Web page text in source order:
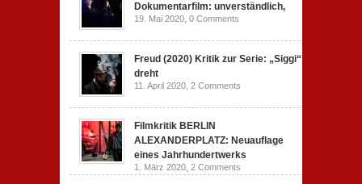
Dokumentarfilm: unverständlich,
19. Mai 2020, 0 Comments
Freud (2020) Kritik zur Serie: „Siggi“
dreht
11. April 2020, 2 Comments
Filmkritik BERLIN
ALEXANDERPLATZ: Neuauflage
eines Jahrhundertwerks
1. März 2020, 2 Comments